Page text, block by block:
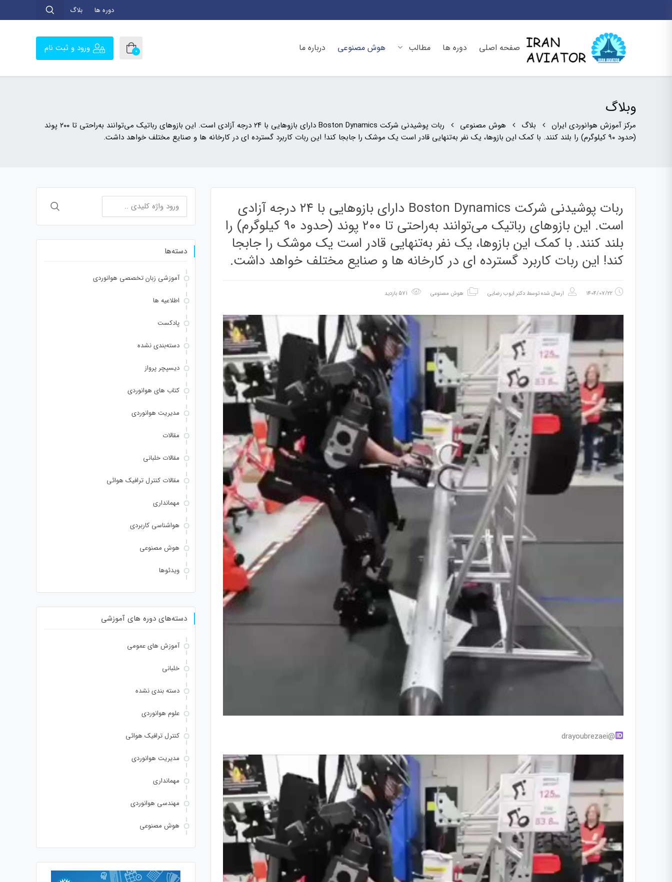
دوره ها بلاگ
صفحه اصلی دوره ها مطالب هوش مصنوعی درباره ما 0 ورود و ثبت نام
وبلاگ
مرکز آموزش هوانوردی ایران بلاگ هوش مصنوعی
ربات پوشیدنی شرکت Boston Dynamics دارای بازوهایی با ۲۴ درجه آزادی است. این بازوهای رباتیک می‌توانند به‌راحتی تا ۲۰۰ پوند
(حدود ۹۰ کیلوگرم) را بلند کنند. با کمک این بازوها، یک نفر به‌تنهایی قادر است یک موشک را جابجا کند! این ربات کاربرد گسترده ای در کارخانه ها و صنایع مختلف خواهد داشت.
ربات پوشیدنی شرکت Boston Dynamics دارای بازوهایی با ۲۴ درجه آزادی
است. این بازوهای رباتیک می‌توانند به‌راحتی تا ۲۰۰ پوند (حدود ۹۰ کیلوگرم) را
بلند کنند. با کمک این بازوها، یک نفر به‌تنهایی قادر است یک موشک را جابجا
کند! این ربات کاربرد گسترده ای در کارخانه ها و صنایع مختلف خواهد داشت.
1404/07/22 ارسال شده توسط دکتر ایوب رضایی هوش مصنوعی
@drayoubrezaei
برای:
دسته‌ها
آموزشی زبان تخصصی هوانوردی
اطلاعیه ها
پادکست
دسته‌بندی نشده
دیسپچر پرواز
کتاب های هوانوردی
مدیریت هوانوردی
مقالات
مقالات خلبانی
مقالات کنترل ترافیک هوائی
مهمانداری
هواشناسی کاربردی
هوش مصنوعی
ویدئوها
دسته‌های دوره های آموزشی
آموزش های عمومی
خلبانی
دسته بندی نشده
علوم هوانوردی
کنترل ترافیک هوائی
مدیریت هوانوردی
مهمانداری
مهندسی هوانوردی
هوش مصنوعی